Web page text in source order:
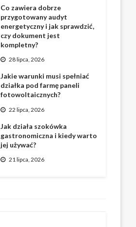
Co zawiera dobrze
przygotowany audyt
energetyczny i jak sprawdzić,
czy dokument jest
kompletny?
28 lipca, 2026
Jakie warunki musi spełniać
działka pod farmę paneli
fotowoltaicznych?
22 lipca, 2026
Jak działa szokówka
gastronomiczna i kiedy warto
jej używać?
21 lipca, 2026